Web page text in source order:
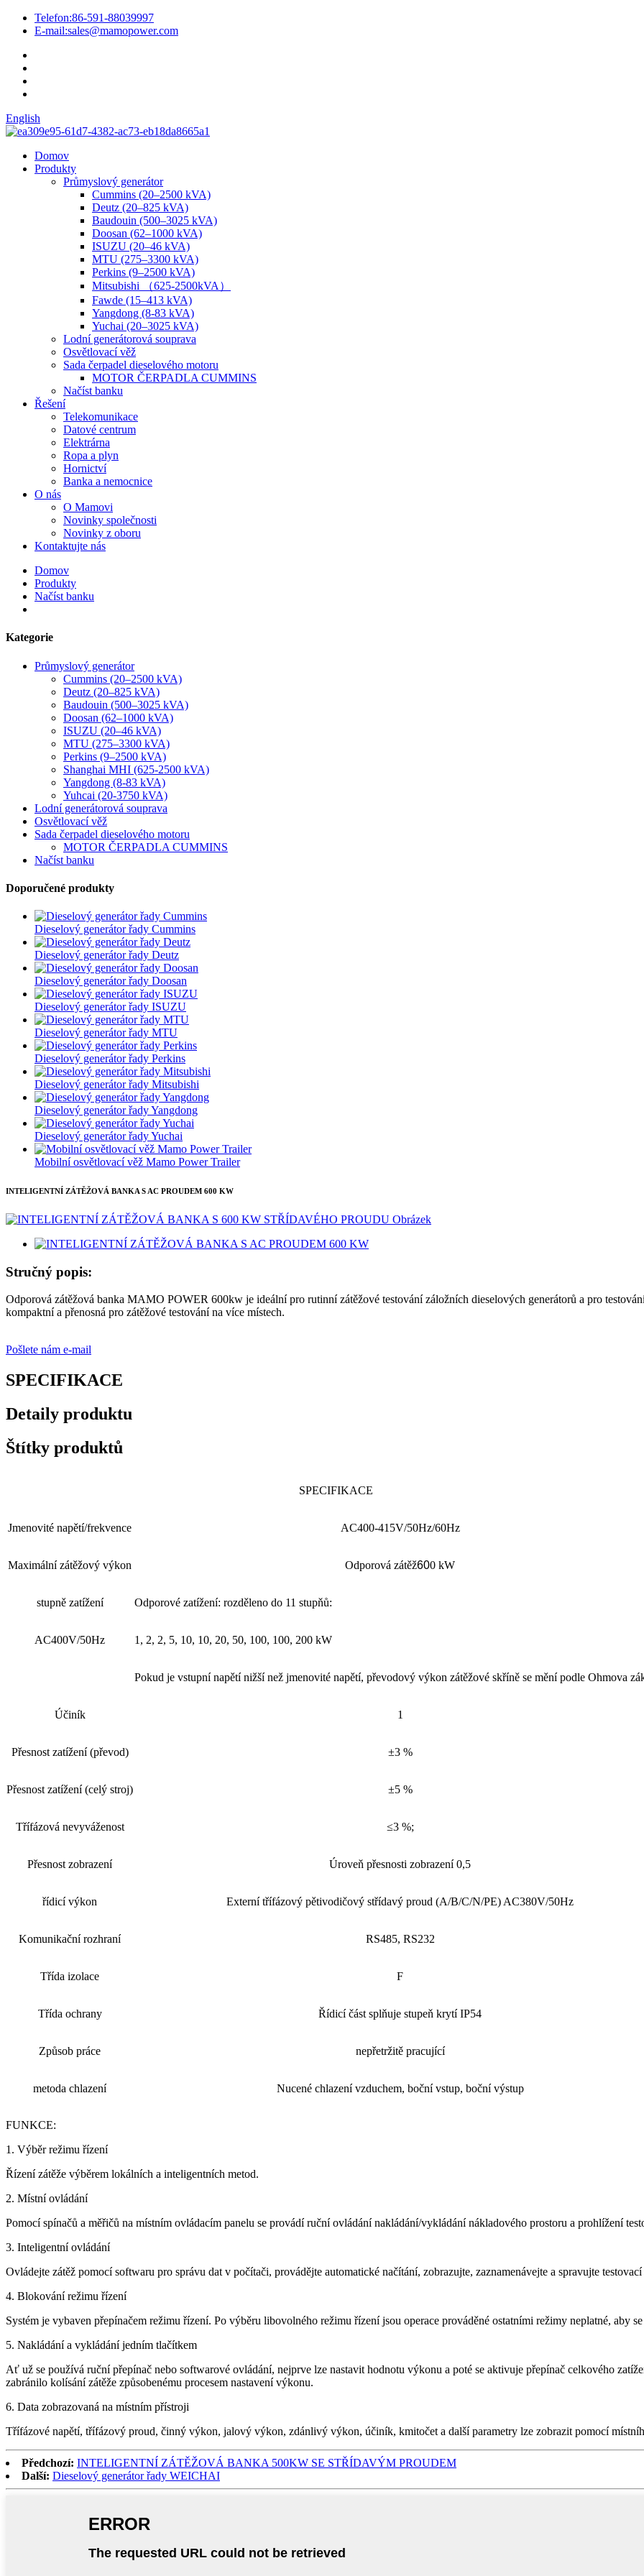
Telefon:86-591-88039997
E-mail:sales@mamopower.com
English
Domov
Produkty
Průmyslový generátor
Cummins (20–2500 kVA)
Deutz (20–825 kVA)
Baudouin (500–3025 kVA)
Doosan (62–1000 kVA)
ISUZU (20–46 kVA)
MTU (275–3300 kVA)
Perkins (9–2500 kVA)
Mitsubishi （625-2500kVA）
Fawde (15–413 kVA)
Yangdong (8-83 kVA)
Yuchai (20–3025 kVA)
Lodní generátorová souprava
Osvětlovací věž
Sada čerpadel dieselového motoru
MOTOR ČERPADLA CUMMINS
Načíst banku
Řešení
Telekomunikace
Datové centrum
Elektrárna
Ropa a plyn
Hornictví
Banka a nemocnice
O nás
O Mamovi
Novinky společnosti
Novinky z oboru
Kontaktujte nás
Domov
Produkty
Načíst banku
Kategorie
Průmyslový generátor
Cummins (20–2500 kVA)
Deutz (20–825 kVA)
Baudouin (500–3025 kVA)
Doosan (62–1000 kVA)
ISUZU (20–46 kVA)
MTU (275–3300 kVA)
Perkins (9–2500 kVA)
Shanghai MHI (625-2500 kVA)
Yangdong (8-83 kVA)
Yuhcai (20-3750 kVA)
Lodní generátorová souprava
Osvětlovací věž
Sada čerpadel dieselového motoru
MOTOR ČERPADLA CUMMINS
Načíst banku
Doporučené produkty
Dieselový generátor řady Cummins
Dieselový generátor řady Deutz
Dieselový generátor řady Doosan
Dieselový generátor řady ISUZU
Dieselový generátor řady MTU
Dieselový generátor řady Perkins
Dieselový generátor řady Mitsubishi
Dieselový generátor řady Yangdong
Dieselový generátor řady Yuchai
Mobilní osvětlovací věž Mamo Power Trailer
INTELIGENTNÍ ZÁTĚŽOVÁ BANKA S AC PROUDEM 600 KW
Stručný popis:
Odporová zátěžová banka MAMO POWER 600kw je ideální pro rutinní zátěžové testování záložních dieselových generátorů a pro
kompaktní a přenosná pro zátěžové testování na více místech.
Pošlete nám e-mail
SPECIFIKACE
Detaily produktu
Štítky produktů
SPECIFIKACE
Jmenovité napětí/frekvence AC400-415V/50Hz/60Hz
Maximální zátěžový výkon Odporová zátěž600 kW
stupně zatížení Odporové zatížení: rozděleno do 11 stupňů:
AC400V/50Hz 1, 2, 2, 5, 10, 10, 20, 50, 100, 100, 200 kW
Pokud je vstupní napětí nižší než jmenovité napětí, převodový výkon zátěžové skříně se mění podle Ohmova
Účiník 1
Přesnost zatížení (převod) ±3 %
Přesnost zatížení (celý stroj) ±5 %
Třífázová nevyváženost ≤3 %;
Přesnost zobrazení Úroveň přesnosti zobrazení 0,5
řídicí výkon Externí třífázový pětivodičový střídavý proud (A/B/C/N/PE) AC380V/50Hz
Komunikační rozhraní RS485, RS232
Třída izolace F
Třída ochrany Řídicí část splňuje stupeň krytí IP54
Způsob práce nepřetržitě pracující
metoda chlazení Nucené chlazení vzduchem, boční vstup, boční výstup
FUNKCE:
1. Výběr režimu řízení
Řízení zátěže výběrem lokálních a inteligentních metod.
2. Místní ovládání
Pomocí spínačů a měřičů na místním ovládacím panelu se provádí ruční ovládání nakládání/vykládání nákladového prostoru a prohlížení
3. Inteligentní ovládání
Ovládejte zátěž pomocí softwaru pro správu dat v počítači, provádějte automatické načítání, zobrazujte, zaznamenávejte a spravujte
4. Blokování režimu řízení
Systém je vybaven přepínačem režimu řízení. Po výběru libovolného režimu řízení jsou operace prováděné ostatními režimy neplatné, aby
5. Nakládání a vykládání jedním tlačítkem
Ať už se používá ruční přepínač nebo softwarové ovládání, nejprve lze nastavit hodnotu výkonu a poté se aktivuje přepínač celkového
zabránilo kolísání zátěže způsobenému procesem nastavení výkonu.
6. Data zobrazovaná na místním přístroji
Třífázové napětí, třífázový proud, činný výkon, jalový výkon, zdánlivý výkon, účiník, kmitočet a další parametry lze zobrazit pomocí
Předchozí: INTELIGENTNÍ ZÁTĚŽOVÁ BANKA 500KW SE STŘÍDAVÝM PROUDEM
Další: Dieselový generátor řady WEICHAI